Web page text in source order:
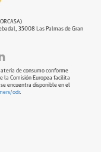
35008 Las Palmas de Gran
de consumo conforme
la Comisión Europea facilita
encuentra disponible en el
odr.